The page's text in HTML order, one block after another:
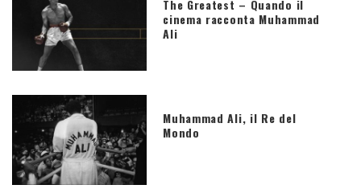
The Greatest – Quando il
cinema racconta Muhammad
Ali
Muhammad Ali, il Re del
Mondo